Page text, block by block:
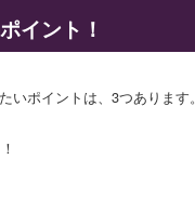
イント！
ポイントは、3つあります。